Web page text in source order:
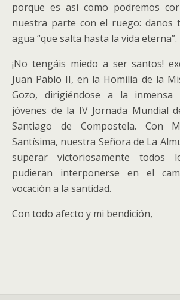
porque es así como podremos
nuestra parte con el ruego: danos
agua “que salta hasta la vida eterna”.
¡No tengáis miedo a ser santos!
Juan Pablo II, en la Homilía de la
Gozo, dirigiéndose a la
jóvenes de la IV Jornada Mundial
Santiago de Compostela. Con
Santísima, nuestra Señora de La
superar victoriosamente todos
pudieran interponerse en el
vocación a la santidad.
Con todo afecto y mi bendición,